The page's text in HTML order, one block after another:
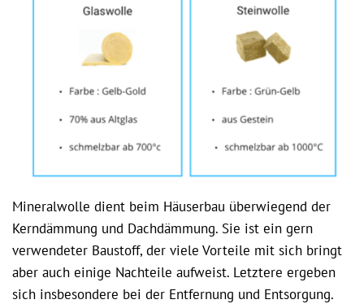
Mineralwolle dient beim Häuserbau überwiegend der
Kerndämmung und Dachdämmung. Sie ist ein gern
verwendeter Baustoff, der viele Vorteile mit sich bringt
aber auch einige Nachteile aufweist. Letztere ergeben
sich insbesondere bei der Entfernung und Entsorgung.